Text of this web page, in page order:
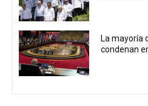
La mayoría
condenan